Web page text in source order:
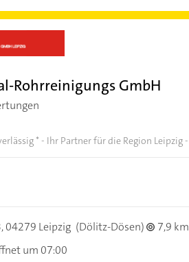
Rohrreinigungs GmbH
* - Ihr Partner für die Region Leipzig -
04279 Leipzig (Dölitz-Dösen)
7,9 km
um 07:00